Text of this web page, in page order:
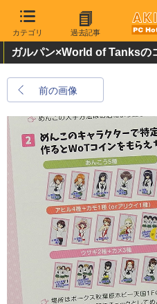
カテゴリ 過去記事
ガルパン×World of Tanksの
前の画像